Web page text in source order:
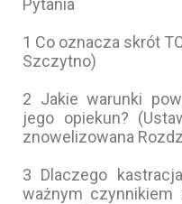
Pytania
1 Co oznacza skrót
Szczytno)
2 Jakie warunki
jego opiekun?
znowelizowana
3 Dlaczego
ważnym czynnikiem